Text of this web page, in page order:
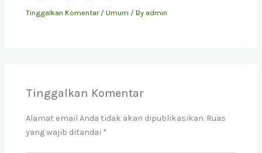
Tinggalkan Komentar /Umum / By admin
Tinggalkan Komentar
Alamat email Anda tidak akan dipublikasikan. Ruas
yang wajib ditandai *